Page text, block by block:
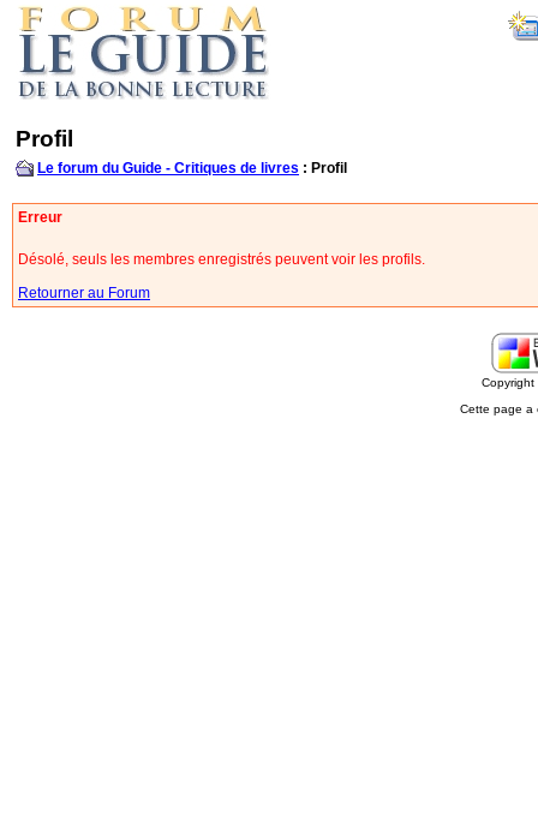
Profil
Le forum du Guide - Critiques de livres : Profil
Erreur
Désolé, seuls les membres enregistrés peuvent voir les profils.
Retourner au Forum
Cette page a